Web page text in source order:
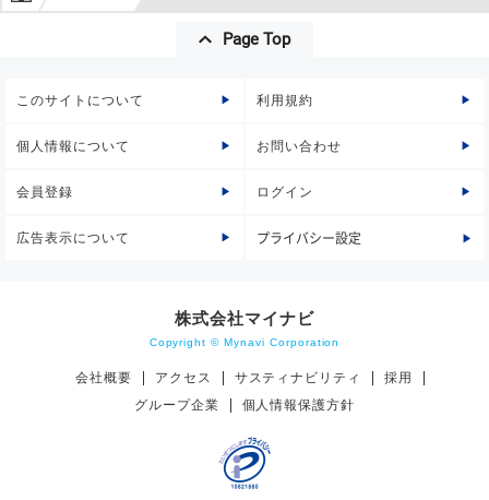
Page Top
このサイトについて 利用規約
個人情報について お問い合わせ
会員登録 ログイン
広告表示について プライバシー設定
株式会社マイナビ
Copyright © Mynavi Corporation
会社概要 アクセス サスティナビリティ
採用
グループ企業
個人情報保護方針